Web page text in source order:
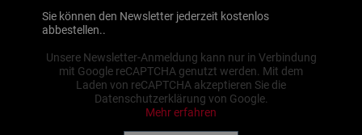
Sie können den Newsletter jederzeit kostenlos
abbestellen..
Unsere Newsletter-Anmeldung kann nur in Verbindung
mit Google reCAPTCHA genutzt werden. Mit dem
Laden von reCAPTCHA akzeptieren Sie die
Datenschutzerklärung von Google.
Mehr erfahren